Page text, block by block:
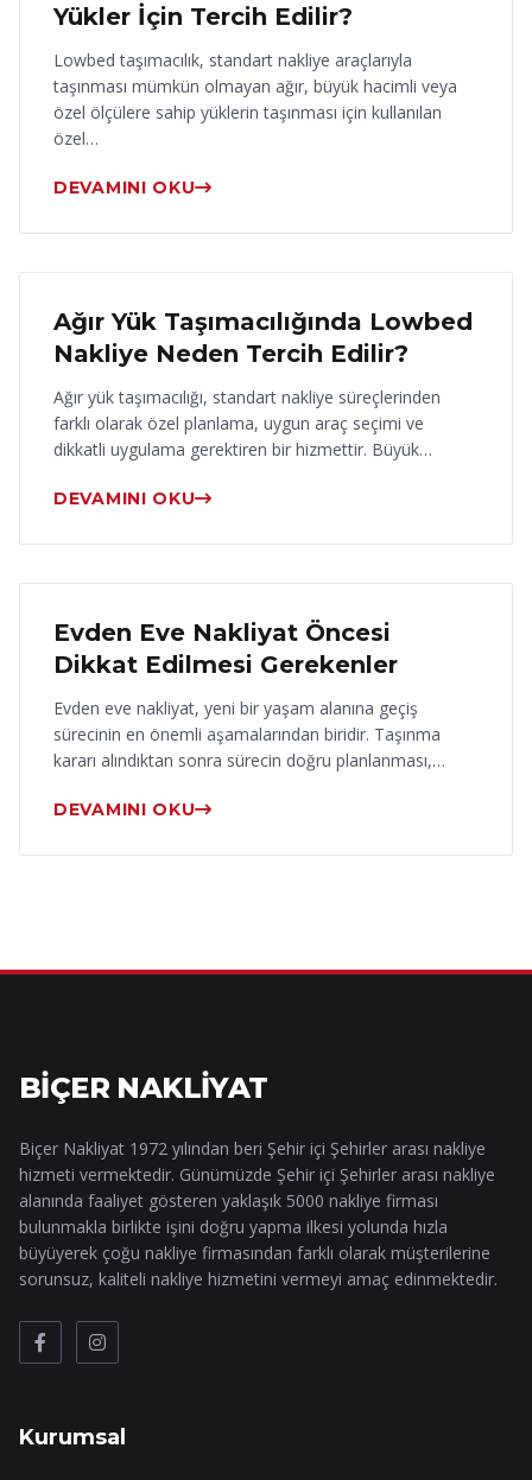
Yükler İçin Tercih Edilir?
Lowbed taşımacılık, standart nakliye araçlarıyla
taşınması mümkün olmayan ağır, büyük hacimli veya
özel ölçülere sahip yüklerin taşınması için kullanılan
özel…
DEVAMINI OKU
17 Haziran 2026
Ağır Yük Taşımacılığında Lowbed
Nakliye Neden Tercih Edilir?
Ağır yük taşımacılığı, standart nakliye süreçlerinden
farklı olarak özel planlama, uygun araç seçimi ve
dikkatli uygulama gerektiren bir hizmettir. Büyük…
DEVAMINI OKU
16 Haziran 2026
Evden Eve Nakliyat Öncesi
Dikkat Edilmesi Gerekenler
Evden eve nakliyat, yeni bir yaşam alanına geçiş
sürecinin en önemli aşamalarından biridir. Taşınma
kararı alındıktan sonra sürecin doğru planlanması,…
DEVAMINI OKU
BİÇER NAKLİYAT
Biçer Nakliyat 1972 yılından beri Şehir içi Şehirler arası nakliye
hizmeti vermektedir. Günümüzde Şehir içi Şehirler arası nakliye
alanında faaliyet gösteren yaklaşık 5000 nakliye firması
bulunmakla birlikte işini doğru yapma ilkesi yolunda hızla
büyüyerek çoğu nakliye firmasından farklı olarak müşterilerine
sorunsuz, kaliteli nakliye hizmetini vermeyi amaç edinmektedir.
Kurumsal